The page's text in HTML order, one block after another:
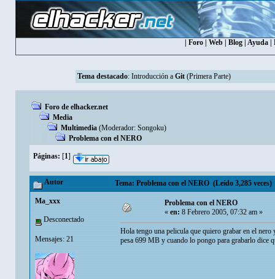
Foro Web Blog Ayuda
Tema destacado: Introducción a Git (Primera Parte)
Foro de elhacker.net
Media
Multimedia (Moderador: Songoku)
Problema con el NERO
Páginas: [1]
Autor Tema: Problema con el NERO (Leído 3,285 veces)
Ma_xxx
Desconectado
Mensajes: 21
Problema con el NERO
«en:8 Febrero 2005, 07:32 am »
Hola tengo una pelicula que quiero grabar en el nero
pesa 699 MB y cuando lo pongo para grabarlo dice